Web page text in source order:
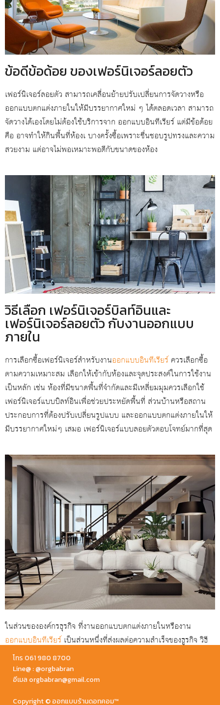
ข้อดีข้อด้อย ของเฟอร์นิเจอร์ลอยตัว
เฟอร์นิเจอร์ลอยตัว สามารถเคลื่อนย้ายปรับเปลี่ยนการจัดวางหรือ
ออกแบบตกแต่งภายในให้มีบรรยากาศใหม่ ๆ ได้ตลอดเวลา สามารถ
จัดวางได้เองโดยไม่ต้องใช้บริการจาก ออกแบบอินทีเรียร์ แต่มีข้อด้อย
คือ อาจทำให้กินพื้นที่ห้องเ บางครั้งซื้อเพราะชื่นชอบรูปทรงและความ
สวยงาม แต่อาจไม่พอเหมาะพอดีกับขนาดของห้อง
วิธีเลือก เฟอร์นิเจอร์บิลท์อินและ
เฟอร์นิเจอร์ลอยตัว กับงานออกแบบ
ภายใน
การเลือกซื้อเฟอร์นิเจอร์สำหรับงานออกแบบอินทีเรียร์ควรเลือกซื้อ
ตามความเหมาะสม เลือกให้เข้ากับห้องและจุดประสงค์ในการใช้งาน
เป็นหลัก เช่น ห้องที่มีขนาดพื้นที่จำกัดและมีเหลี่ยมมุมควรเลือกใช้
เฟอร์นิเจอร์แบบบิลท์อินเพื่อช่วยประหยัดพื้นที่ ส่วนบ้านหรือสถาน
ประกอบการที่ต้องปรับเปลี่ยนรูปแบบ และออกแบบตกแต่งภายในให้
มีบรรยากาศใหม่ๆ เสมอ เฟอร์นิเจอร์แบบลอยตัวตอบโจทย์มากที่สุด
ในส่วนขององค์กรธุรกิจ ที่งานออกแบบตกแต่งภายในหรืองาน
ออกแบบอินทีเรียร์เป็นส่วนหนึ่งที่ส่งผลต่อความสำเร็จของธูรกิจ วิธี
เลือกเฟอร์นิเจอร์บิลท์อินและเฟอร์นิเจอร์ลอยตัว ควรเป็นหน้าที่ของ
บริษัทรับออกแบบหรือเลือกใช้บริการจากนักออกแบบมืออาชีพจะ
ทำให้การเลือกเฟอร์นิเจอร์ เหมาะสมลงตัวกับงานออกแบบภายใน
โทร 061 980 8700
Line@ : @orgbabran
อีเมล orgbabran@gmail.com
Copyright © ออกแบบร้านดอทคอม™